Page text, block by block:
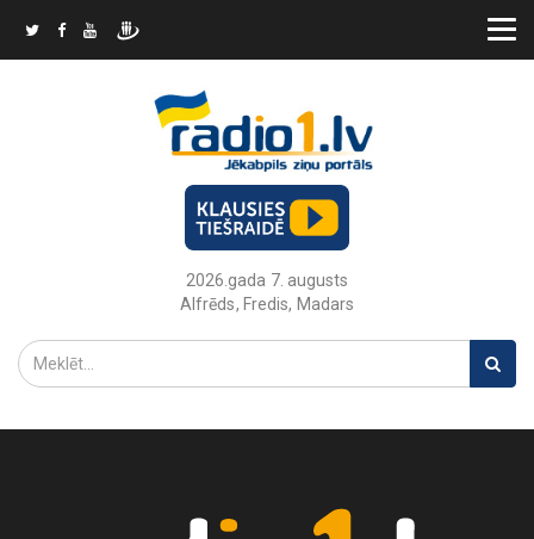
2026.gada 7. augusts
Alfrēds, Fredis, Madars